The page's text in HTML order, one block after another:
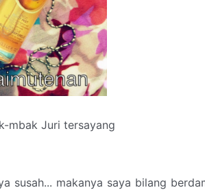
mbak Juri tersayang
susah... makanya saya bilang